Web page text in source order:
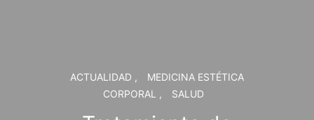
ACTUALIDAD
MEDICINA ESTÉTICA
CORPORAL
SALUD